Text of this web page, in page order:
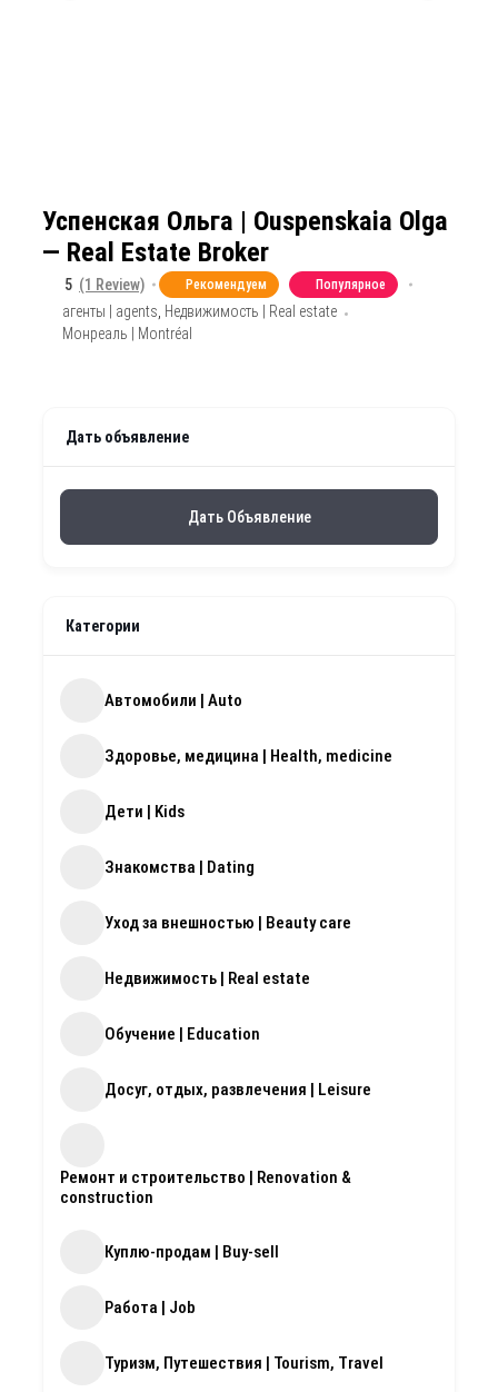
Успенская Ольга | Ouspenskaia Olga
— Real Estate Broker
5 (1 Review) Рекомендуем Популярное
агенты | agents, Недвижимость | Real estate
Монреаль | Montréal
Дать объявление
Дать Объявление
Категории
Автомобили | Auto
Здоровье, медицина | Health, medicine
Дети | Kids
Знакомства | Dating
Уход за внешностью | Beauty care
Недвижимость | Real estate
Обучение | Education
Досуг, отдых, развлечения | Leisure
Ремонт и строительство | Renovation &
construction
Куплю-продам | Buy-sell
Работа | Job
Туризм, Путешествия | Tourism, Travel